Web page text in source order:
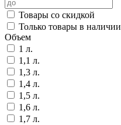
Товары со скидкой
Только товары в наличии
Объем
1 л.
1,1 л.
1,3 л.
1,4 л.
1,5 л.
1,6 л.
1,7 л.